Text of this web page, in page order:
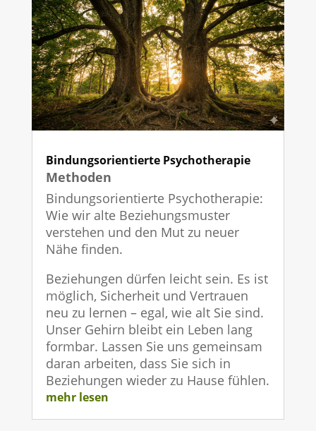
Bindungsorientierte Psychotherapie
Methoden
Bindungsorientierte Psychotherapie:
Wie wir alte Beziehungsmuster
verstehen und den Mut zu neuer
Nähe finden.
Beziehungen dürfen leicht sein. Es ist
möglich, Sicherheit und Vertrauen
neu zu lernen – egal, wie alt Sie sind.
Unser Gehirn bleibt ein Leben lang
formbar. Lassen Sie uns gemeinsam
daran arbeiten, dass Sie sich in
Beziehungen wieder zu Hause fühlen.
mehr lesen